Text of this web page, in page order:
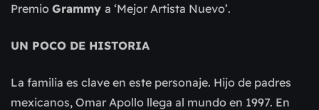
Premio Grammy a ‘Mejor Artista Nuevo’.
UN POCO DE HISTORIA
La familia es clave en este personaje. Hijo de padres
mexicanos, Omar Apollo llega al mundo en 1997. En